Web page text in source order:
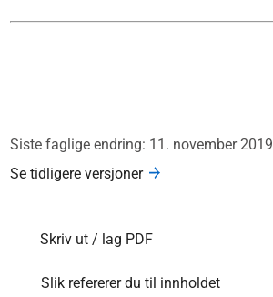
Siste faglige endring: 11. november 2019
Se tidligere versjoner
Skriv ut / lag PDF
Slik refererer du til innholdet